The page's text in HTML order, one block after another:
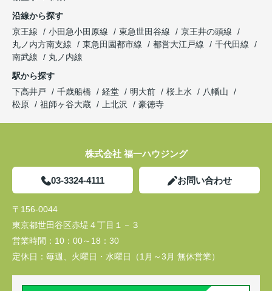
沿線から探す
京王線
小田急小田原線 東急世田谷線
京王井の頭線
丸ノ内方南支線
東急田園都市線 都営大江戸線
千代田線
南武線
丸ノ内線
駅から探す
下高井戸
千歳船橋 経堂 明大前 桜上水
八幡山
松原
祖師ヶ谷大蔵 上北沢 豪徳寺
株式会社 福一ハウジング
03-3324-4111 お問い合わせ
〒156-0044
東京都世田谷区赤堤４丁目１－３
営業時間： 10：00～18：30
定休日： 毎週、火曜日・水曜日（1月～3月 無休営業）